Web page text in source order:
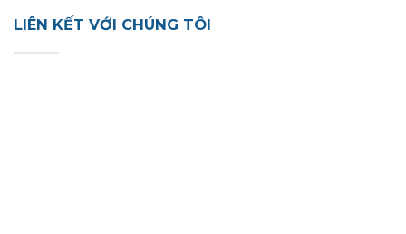
LIÊN KẾT VỚI CHÚNG TÔI